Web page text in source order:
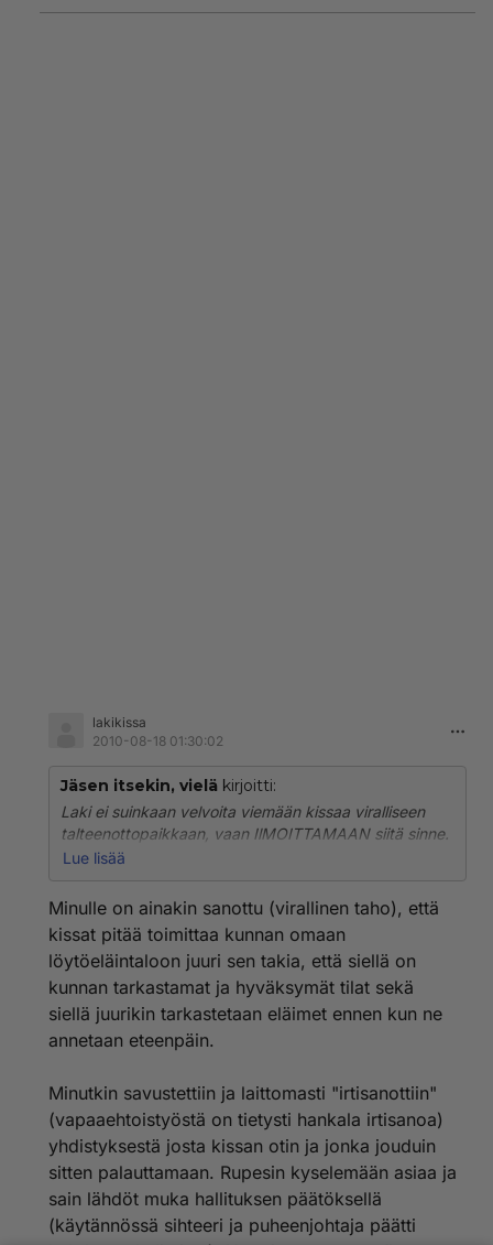
lakikissa
2010-08-18 01:30:02
Jäsen itsekin, vielä kirjoitti:
Laki ei suinkaan velvoita viemään kissaa viralliseen
talteenottopaikkaan, vaan IlMOITTAMAAN siitä sinne.
Löytöeläinten omatoiminen talteenotto on sallittua.
ottaa talteen löytöeläimen ja hoitaa sitä kotonaan,
kunhan vain ilmoittaa siitä viralliseen
talteenottopaikkaan. Ilmoittaminen sinne on tärkeää,
jotta omistaja osaa hakea lemmikkiään. Monilla
talteenottopaikoilla on nykyään kuvallinen ilmoitustaulu
netissä. Tietenkin talteenottajan on hyvä myös laittaa
ilmoituksia nettiin (www.karkurit.fi ym.) ja kauppojen
ilmoitustauluille. Kun kissat liikkuvat kesällä kauaskin,
Jotkut talteenottopaikat tosin antavat asiasta hieman
harhaanjohtavaa kuvaa. Ehkäpä siksi, että
löytöeläinten myynti on niille bisnestä. Kun kunta ei
yleensäi velvoita talteenottopaikkaa antamaan kissoille
lääkärinhoitoa tai streriloimaan niitä, vaan vain lähinnä
vain säilyttämään ne lain vaatimat 15 vrk, ovat kissasta
Lue lisää
Minulle on ainakin sanottu (virallinen taho), että
kissat pitää toimittaa kunnan omaan
löytöeläintaloon juuri sen takia, että siellä on
kunnan tarkastamat ja hyväksymät tilat sekä
siellä juurikin tarkastetaan eläimet ennen kun ne
annetaan eteenpäin.
Minutkin savustettiin ja laittomasti "irtisanottiin"
(vapaaehtoistyöstä on tietysti hankala irtisanoa)
yhdistyksestä josta kissan otin ja jonka jouduin
sitten palauttamaan. Rupesin kyselemään asiaa ja
sain lähdöt muka hallituksen päätöksellä
(käytännössä sihteeri ja puheenjohtaja päätti